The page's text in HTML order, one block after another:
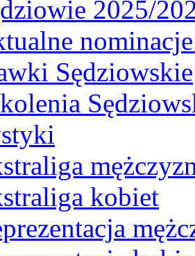
2025/
Sędziowskie
kobiet